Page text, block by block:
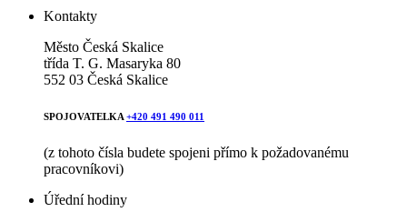
Kontakty
Město Česká Skalice
třída T. G. Masaryka 80
552 03 Česká Skalice
SPOJOVATELKA +420 491 490 011
(z tohoto čísla budete spojeni přímo k požadovanému
pracovníkovi)
Úřední hodiny